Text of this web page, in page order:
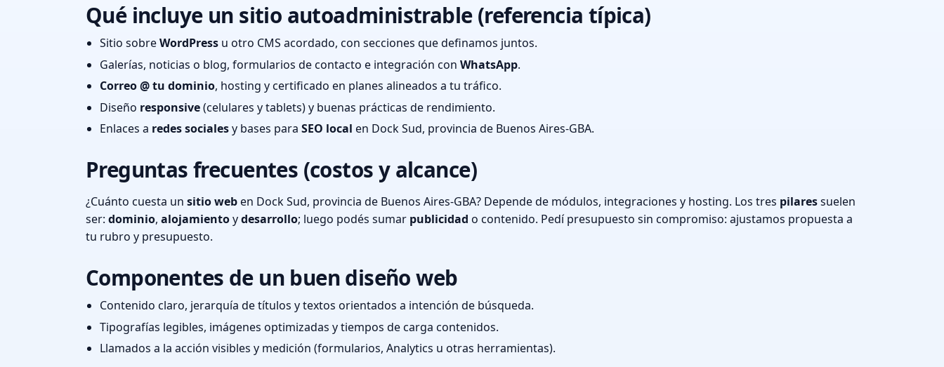
Qué incluye un sitio autoadministrable (referencia típica)
Sitio sobreWordPress u otro CMS acordado, con secciones que definamos juntos.
Galerías, noticias o blog, formularios de contacto e integración con WhatsApp.
Correo @ tu dominio, hosting y certificado en planes alineados a tu tráfico.
Diseño responsive(celulares y tablets) y buenas prácticas de rendimiento.
Enlaces a redes socialesy bases para SEO local en Dock Sud, provincia de Buenos Aires-GBA.
Preguntas frecuentes (costos y alcance)
¿Cuánto cuesta un sitio weben Dock Sud, provincia de Buenos Aires-GBA? Depende de módulos, integraciones y hosting. Los tres pilaressuelen
ser: dominio, alojamientoydesarrollo; luego podés sumar publicidad o contenido. Pedí presupuesto sin compromiso: ajustamos propuesta a
tu rubro y presupuesto.
Componentes de un buen diseño web
Contenido claro, jerarquía de títulos y textos orientados a intención de búsqueda.
Tipografías legibles, imágenes optimizadas y tiempos de carga contenidos.
Llamados a la acción visibles y medición (formularios, Analytics u otras herramientas).